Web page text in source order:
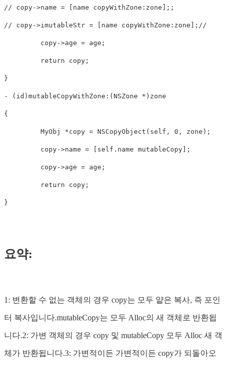
// copy->name = [name copyWithZone:zone];;
// copy->imutableStr = [name copyWithZone:zone];//
         copy->age = age;
return copy;
}
- ( id )mutableCopyWithZone:(NSZone *)zone
{
         MyObj *copy = NSCopyObject(
self , 0 , zone);
         copy->name = [
self .name mutableCopy];
         copy->age = age;
return copy;
}
요약:
1: 변환할 수 없는 객체의 경우 copy는 모두 얕은 복사, 즉 포인
터 복사입니다.mutableCopy는 모두 Alloc의 새 객체로 반환됩
니다.2: 가변 객체의 경우 copy 및 mutableCopy 모두 Alloc 새 객
체가 반환됩니다.3: 가변적이든 가변적이든 copy가 되돌아오